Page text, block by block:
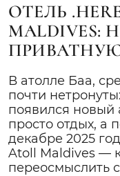
ОТЕЛЬ
В атолле Баа,
почти
появился новый
просто отдых, а
декабре 2025
Atoll Maldives —
переосмыслить